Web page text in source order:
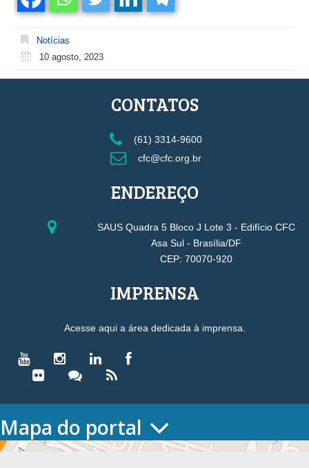
Notícias
10 agosto, 2023
CONTATOS
(61) 3314-9600
cfc@cfc.org.br
ENDEREÇO
SAUS Quadra 5 Bloco J Lote 3 - Edifício CFC
Asa Sul - Brasília/DF
CEP: 70070-920
IMPRENSA
Acesse aqui a área dedicada à imprensa.
Mapa do portal
HOME